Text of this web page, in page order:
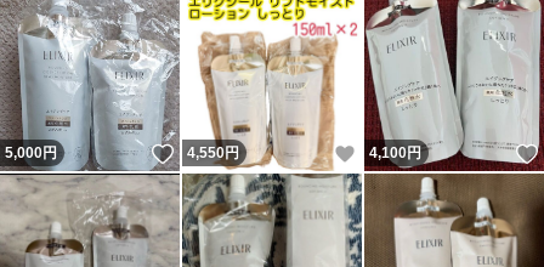
5,000円 いいね！
4,550円 いいね！
4,100円